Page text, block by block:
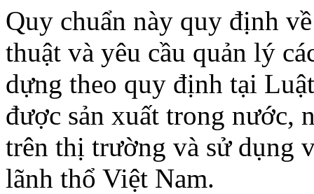
Quy chuẩn này quy định
thuật và yêu cầu quản lý
dựng theo quy định tại
được sản xuất trong nước,
trên thị trường và sử dụng
lãnh thổ Việt Nam.